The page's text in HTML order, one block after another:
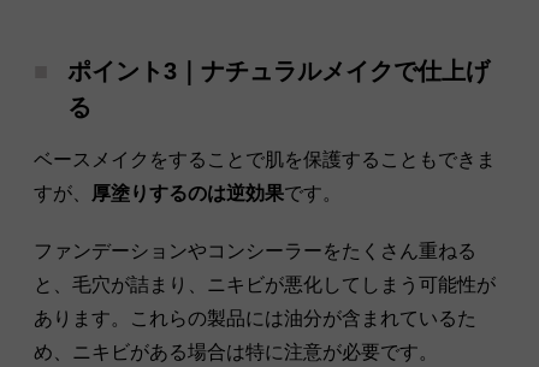
ポイント3｜ナチュラルメイクで仕上げ
る
ベースメイクをすることで肌を保護することもできま
すが、
厚塗りするのは逆効果です。
ファンデーションやコンシーラーをたくさん重ねる
と、毛穴が詰まり、ニキビが悪化してしまう可能性が
あります。これらの製品には油分が含まれているた
め、ニキビがある場合は特に注意が必要です。